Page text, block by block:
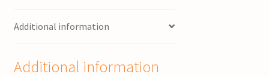
Additional information
Additional information